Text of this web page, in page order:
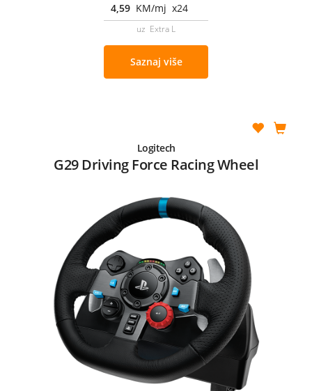
4,59 KM/mj x24
uz Extra L
Saznaj više
Logitech
G29 Driving Force Racing Wheel